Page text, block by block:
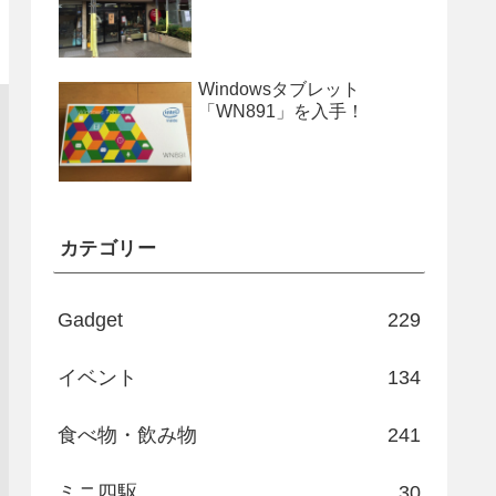
Windowsタブレット
「WN891」を入手！
カテゴリー
Gadget 229
イベント 134
食べ物・飲み物 241